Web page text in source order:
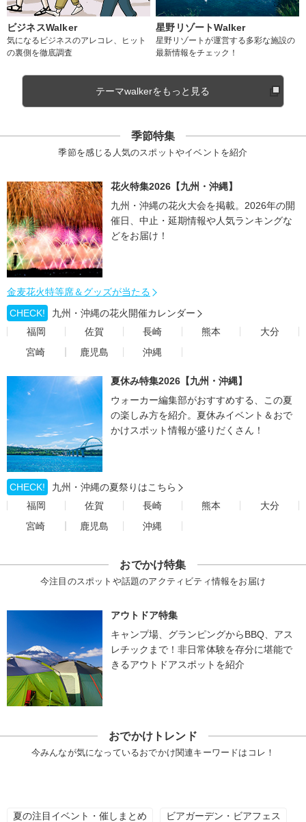
ビジネスWalker
気になるビジネスのアレコレ、ヒット
の裏側を徹底調査
星野リゾートWalker
星野リゾートが運営する多彩な施設の
最新情報をチェック！
テーマwalkerをもっと見る
季節特集
季節を感じる人気のスポットやイベントを紹介
花火特集2026【九州・沖縄】
九州・沖縄の花火大会を掲載。2026年の開
催日、中止・延期情報や人気ランキングな
どをお届け！
金麦花火特等席＆グッズが当たる
CHECK!
九州・沖縄の花火開催カレンダー
福岡
佐賀 長崎 熊本
大分
宮崎
鹿児島 沖縄
夏休み特集2026【九州・沖縄】
ウォーカー編集部がおすすめする、この夏
の楽しみ方を紹介。夏休みイベント＆おで
かけスポット情報が盛りだくさん！
CHECK!
九州・沖縄の夏祭りはこちら
福岡
佐賀 長崎 熊本
大分
宮崎
鹿児島 沖縄
おでかけ特集
今注目のスポットや話題のアクティビティ情報をお届け
アウトドア特集
キャンプ場、グランピングからBBQ、アス
レチックまで！非日常体験を存分に堪能で
きるアウトドアスポットを紹介
おでかけトレンド
今みんなが気になっているおでかけ関連キーワードはコレ！
夏の注目イベント・催しまとめ ビアガーデン・ビアフェス